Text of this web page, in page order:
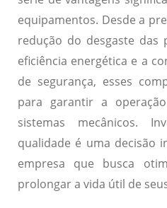
equipamentos. Desde a
redução do desgaste das
eficiência energética e a
de segurança, esses
para garantir a
sistemas mecânicos.
qualidade é uma decisão
empresa que busca
prolongar a vida útil de